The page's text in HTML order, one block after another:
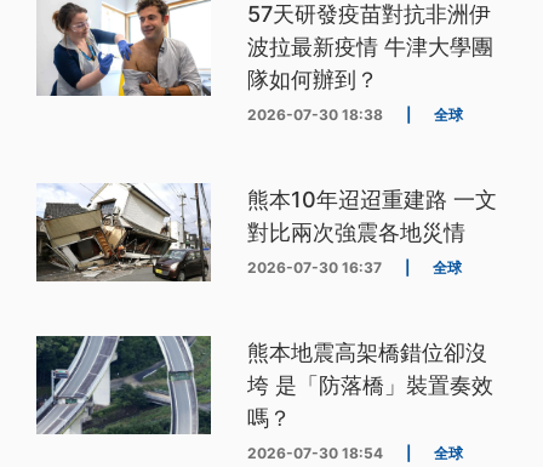
57天研發疫苗對抗非洲伊
波拉最新疫情 牛津大學團
隊如何辦到？
2026-07-30 18:38 全球
熊本10年迢迢重建路 一文
對比兩次強震各地災情
2026-07-30 16:37 全球
熊本地震高架橋錯位卻沒
垮 是「防落橋」裝置奏效
嗎？
2026-07-30 18:54 全球